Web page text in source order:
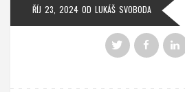
ŘÍJ 23, 2024 OD LUKÁŠ SVOBODA